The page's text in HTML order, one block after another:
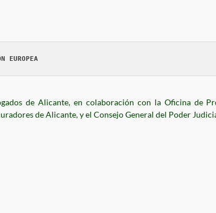
de Alicante, en colaboración con la Oficina de
de Alicante, y el Consejo General del Poder